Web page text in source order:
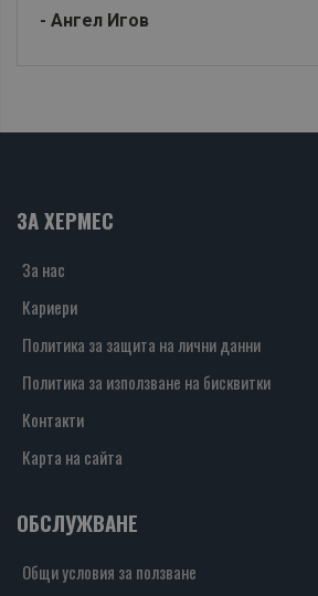
- Ангел Игов
ЗА ХЕРМЕС
За нас
Кариери
Политика за защита на лични данни
Политика за използване на бисквитки
Контакти
Карта на сайта
ОБСЛУЖВАНЕ
Общи условия за ползване